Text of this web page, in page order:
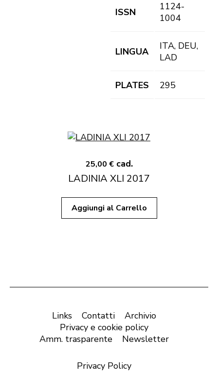
ISSN
1124-
1004
LINGUA
ITA, DEU,
LAD
PLATES 295
25,00 € cad.
LADINIA XLI 2017
Aggiungi al Carrello
Links Contatti
Archivio
Privacy e cookie policy
Amm. trasparente
Newsletter
Privacy Policy